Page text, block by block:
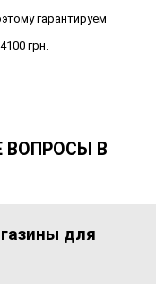
гарантируем
грн.
В
для